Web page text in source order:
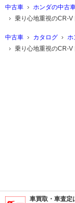
中古車 ホンダの中古
乗り心地重視のCR-V
中古車 カタログ ホ
乗り心地重視のCR-V
車買取・車査